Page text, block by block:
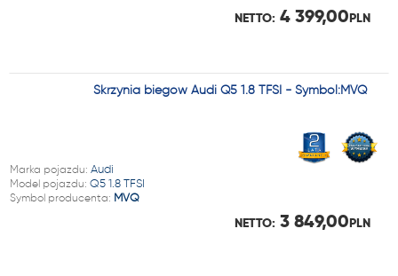
NETTO: 4 399,00PLN
Skrzynia biegów Audi Q5 1.8 TFSI - Symbol:MVQ
Marka pojazdu: Audi
Model pojazdu: Q5 1.8 TFSI
Symbol producenta: MVQ
NETTO: 3 849,00PLN